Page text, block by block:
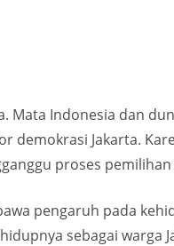
Mata Indonesia dan
Jakarta.
proses
pengaruh pada
sebagai warga